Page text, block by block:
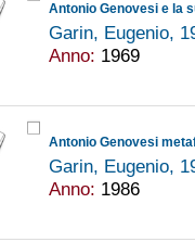
Garin, Eugenio,
Anno: 1969
Antonio Genovesi
Garin, Eugenio,
Anno: 1986